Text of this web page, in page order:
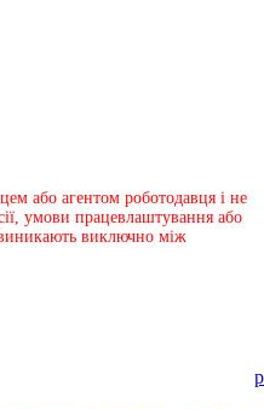
або агентом роботодавця і не
умови працевлаштування або
виникають виключно між